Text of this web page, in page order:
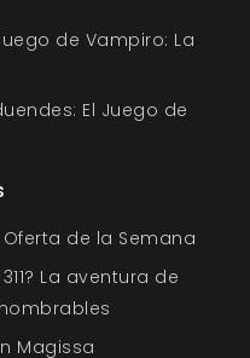
de Vampiro: La
El Juego de
de la Semana
La aventura de
Magissa